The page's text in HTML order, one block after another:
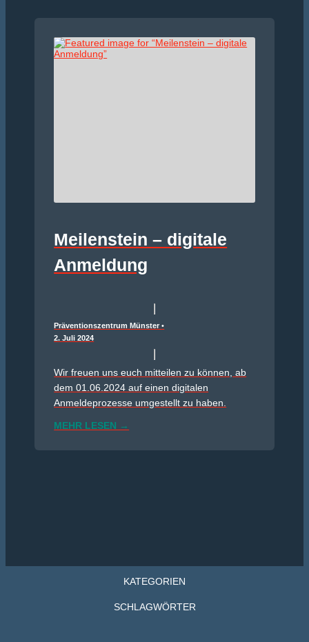
Meilenstein – digitale
Anmeldung
Präventionszentrum Münster•
2. Juli 2024
Wir freuen uns euch mitteilen zu können, ab
dem 01.06.2024 auf einen digitalen
Anmeldeprozesse umgestellt zu haben.
MEHR LESEN →
KATEGORIEN
SCHLAGWÖRTER